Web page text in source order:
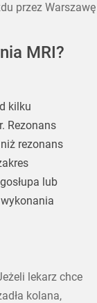
przez Warszawę
MRI?
kilku
Rezonans
rezonans
lub
lekarz chce
kolana,